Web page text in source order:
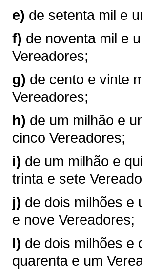
e) de setenta mil e
f) de noventa mil e
Vereadores;
g) de cento e vinte
Vereadores;
h) de um milhão e
cinco Vereadores;
i) de um milhão e
trinta e sete
j) de dois milhões e
e nove Vereadores;
l) de dois milhões e
quarenta e um